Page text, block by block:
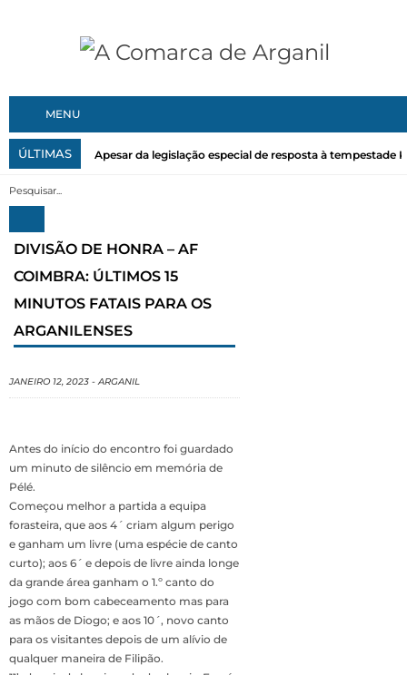
MENU
ÚLTIMAS Apesar da legislação especial de resposta à tempestade
DIVISÃO DE HONRA – AF
COIMBRA: ÚLTIMOS 15
MINUTOS FATAIS PARA OS
ARGANILENSES
JANEIRO 12, 2023 -ARGANIL
Antes do início do encontro foi guardado
um minuto de silêncio em memória de
Pélé.
Começou melhor a partida a equipa
forasteira, que aos 4´ criam algum perigo
e ganham um livre (uma espécie de canto
curto); aos 6´ e depois de livre ainda longe
da grande área ganham o 1.º canto do
jogo com bom cabeceamento mas para
as mãos de Diogo; e aos 10´, novo canto
para os visitantes depois de um alívio de
qualquer maneira de Filipão.